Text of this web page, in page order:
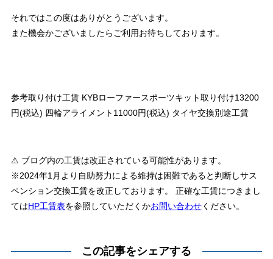
それではこの度はありがとうございます。
また機会かございましたらご利用お待ちしております。
参考取り付け工賃 KYBローファースポーツキット取り付け13200
円(税込) 四輪アライメント11000円(税込) タイヤ交換別途工賃
⚠ ブログ内の工賃は改正されている可能性があります。
※2024年1月より自助努力による維持は困難であると判断しサス
ペンション交換工賃を改正しております。 正確な工賃につきまし
てはHP工賃表を参照していただくかお問い合わせください。
この記事をシェアする